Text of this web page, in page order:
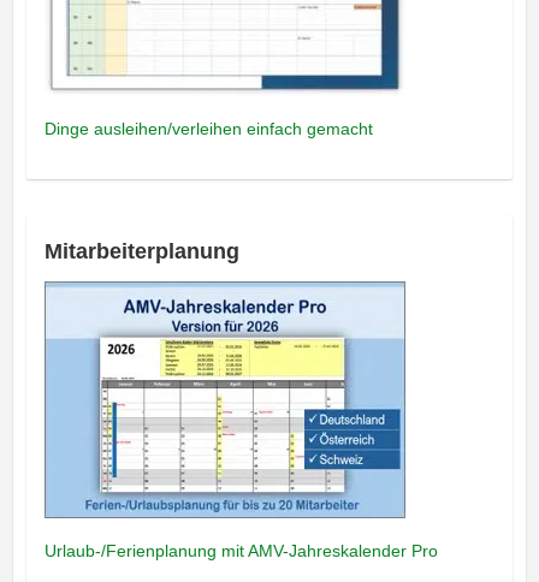
Dinge ausleihen/verleihen einfach gemacht
Mitarbeiterplanung
Urlaub-/Ferienplanung mit AMV-Jahreskalender Pro